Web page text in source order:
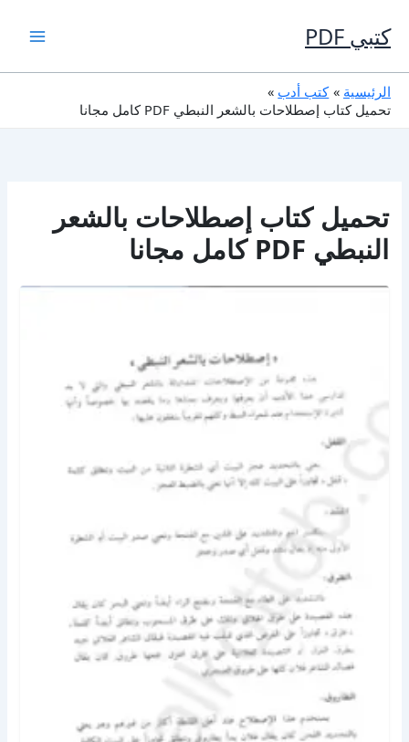
إلى
المحتوى
كتبي PDF
الرئيسية
كتب أدب
تحميل كتاب إصطلاحات بالشعر النبطي PDF كامل مجانا
تحميل كتاب إصطلاحات بالشعر
النبطي PDF كامل مجانا